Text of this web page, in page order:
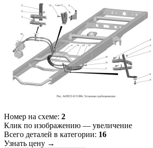
Номер на схеме: 2
Клик по изображению — увеличение
Всего деталей в категории: 16
Узнать цену →